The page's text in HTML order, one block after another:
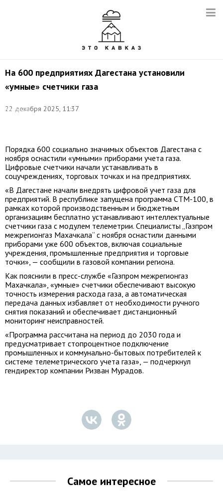
На 600 предприятиях Дагестана установили
«умные» счетчики газа
22 декабря 2025, 11:37
Фото:
Владимир
Порядка 600 социально значимых объектов Дагестана с
ноября оснастили «умными» приборами учета газа.
Цифровые счетчики начали устанавливать в
соцучреждениях, торговых точках и на предприятиях.
«В Дагестане начали внедрять цифровой учет газа для
предприятий. В республике запущена программа СТМ-100, в
рамках которой производственным и бюджетным
организациям бесплатно устанавливают интеллектуальные
счетчики газа с модулем телеметрии. Специалисты „Газпром
межрегионгаз Махачкала“ с ноября оснастили данными
приборами уже 600 объектов, включая социальные
учреждения, промышленные предприятия и торговые
точки», — сообщили в газовой компании региона.
Как пояснили в пресс-службе «Газпром межрегионгаз
Махачкала», «умные» счетчики обеспечивают высокую
точность измерения расхода газа, а автоматическая
передача данных избавляет от необходимости ручного
снятия показаний и обеспечивает дистанционный
мониторинг неисправностей.
«Программа рассчитана на период до 2030 года и
предусматривает стопроцентное подключение
промышленных и коммунально-бытовых потребителей к
системе телеметрического учета газа», — подчеркнул
гендиректор компании Ризван Мурадов.
Самое интересное